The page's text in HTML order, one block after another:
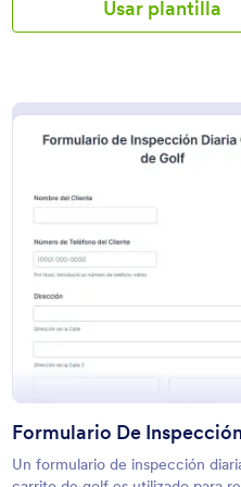
Usar plantilla
Para Conductor
Vista previa
Un formulario de inspección